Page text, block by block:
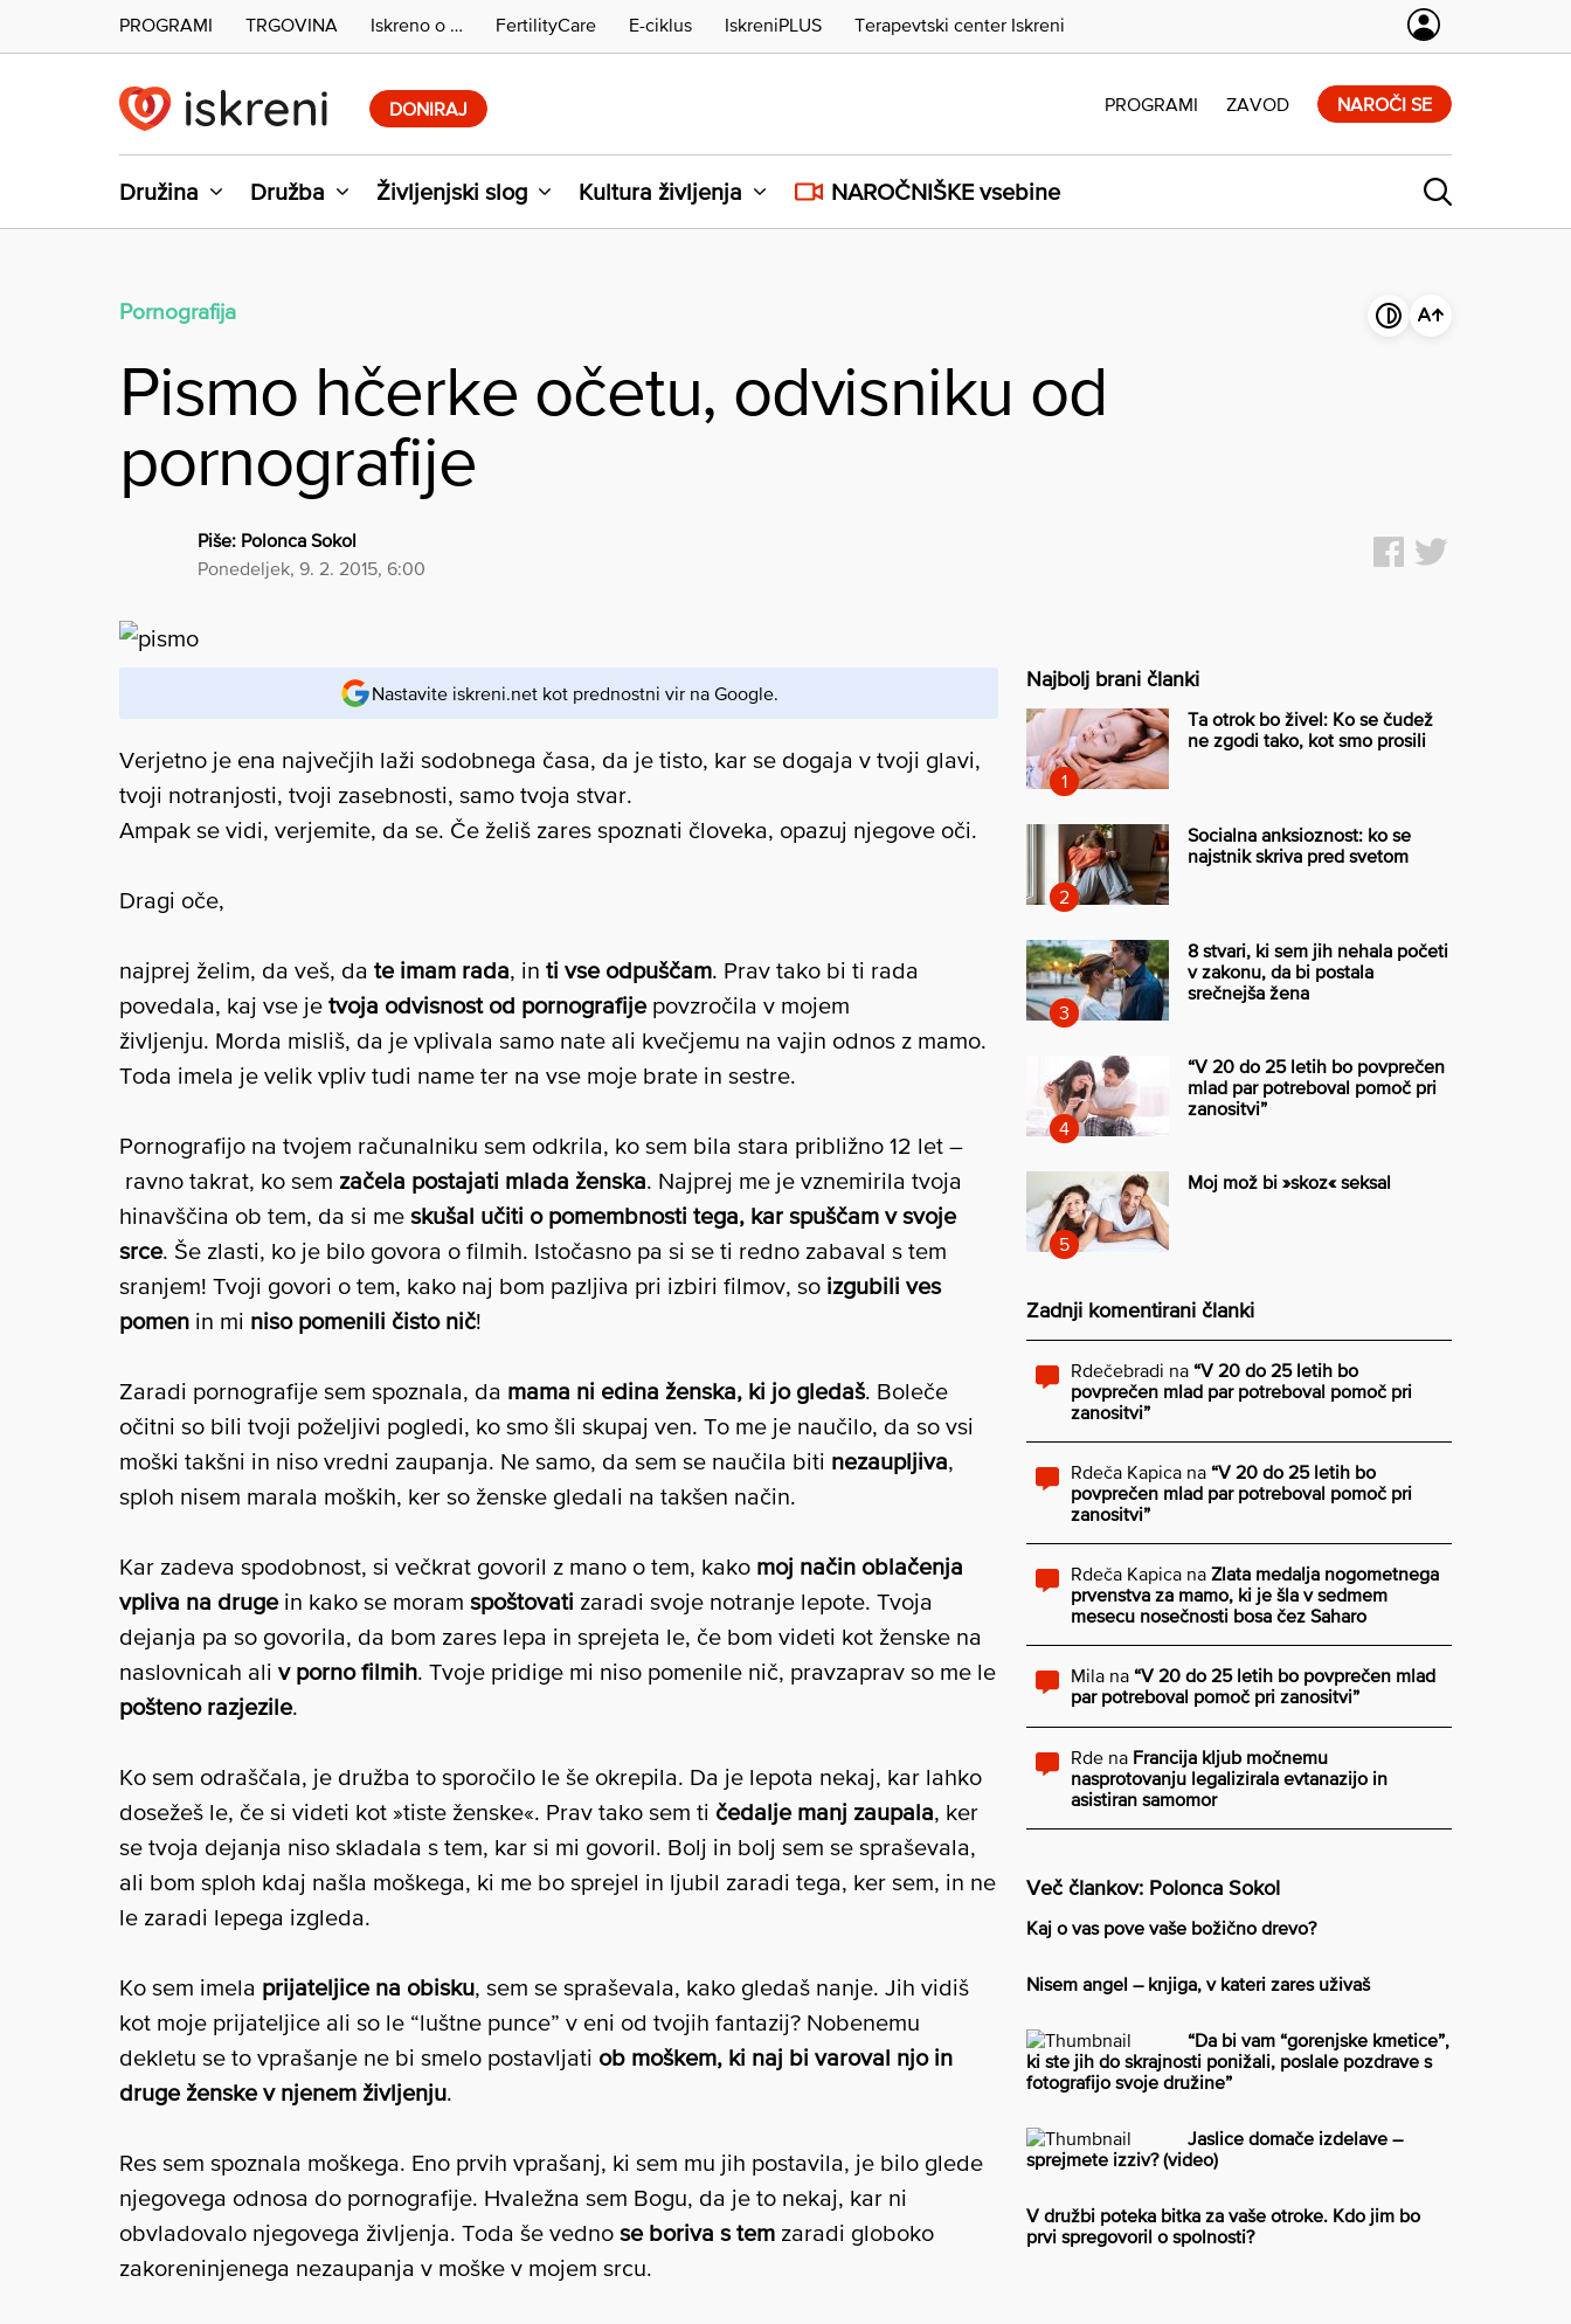
DONIRAJ
Družina Družba Življenjski slog Kultura življenja NAROČNIŠKE vsebine
PROGRAMI ZAVOD NAROČI SE
PROGRAMI TRGOVINA Iskreno o … FertilityCare E-ciklus IskreniPLUS Terapevtski center Iskreni
Pornografija
Pismo hčerke očetu, odvisniku od
pornografije
Piše: Polonca Sokol
ponedeljek, 9. 2. 2015, 6:00
Nastavite iskreni.net kot prednostni vir na Google.
Verjetno je ena največjih laži sodobnega časa, da je tisto, kar se dogaja v tvoji glavi,
tvoji notranjosti, tvoji zasebnosti, samo tvoja stvar.
Ampak se vidi, verjemite, da se. Če želiš zares spoznati človeka, opazuj njegove oči.
Dragi oče,
najprej želim, da veš, da te imam rada, in ti vse odpuščam. Prav tako bi ti rada
povedala, kaj vse je tvoja odvisnost od pornografijepovzročila v mojem
življenju. Morda misliš, da je vplivala samo nate ali kvečjemu na vajin odnos z mamo.
Toda imela je velik vpliv tudi name ter na vse moje brate in sestre.
Pornografijo na tvojem računalniku sem odkrila, ko sem bila stara približno 12 let –
ravno takrat, ko sem začela postajati mlada ženska. Najprej me je vznemirila tvoja
hinavščina ob tem, da si me skušal učiti o pomembnosti tega, kar spuščam v svoje
srce. Še zlasti, ko je bilo govora o filmih. Istočasno pa si se ti redno zabaval s tem
sranjem! Tvoji govori o tem, kako naj bom pazljiva pri izbiri filmov, so izgubili ves
pomen in mi niso pomenili čisto nič!
Zaradi pornografije sem spoznala, da mama ni edina ženska, ki jo gledaš. Boleče
očitni so bili tvoji poželjivi pogledi, ko smo šli skupaj ven. To me je naučilo, da so vsi
moški takšni in niso vredni zaupanja. Ne samo, da sem se naučila biti nezaupljiva,
sploh nisem marala moških, ker so ženske gledali na takšen način.
Kar zadeva spodobnost, si večkrat govoril z mano o tem, kako moj način oblačenja
vpliva na drugein kako se moram spoštovati zaradi svoje notranje lepote. Tvoja
dejanja pa so govorila, da bom zares lepa in sprejeta le, če bom videti kot ženske na
naslovnicah ali v porno filmih. Tvoje pridige mi niso pomenile nič, pravzaprav so me le
pošteno razjezile.
Ko sem odraščala, je družba to sporočilo le še okrepila. Da je lepota nekaj, kar lahko
dosežeš le, če si videti kot »tiste ženske«. Prav tako sem ti čedalje manj zaupala, ker
se tvoja dejanja niso skladala s tem, kar si mi govoril. Bolj in bolj sem se spraševala,
ali bom sploh kdaj našla moškega, ki me bo sprejel in ljubil zaradi tega, ker sem, in ne
le zaradi lepega izgleda.
Ko sem imela prijateljice na obisku, sem se spraševala, kako gledaš nanje. Jih vidiš
kot moje prijateljice ali so le “luštne punce” v eni od tvojih fantazij? Nobenemu
dekletu se to vprašanje ne bi smelo postavljati ob moškem, ki naj bi varoval njo in
druge ženske v njenem življenju.
Res sem spoznala moškega. Eno prvih vprašanj, ki sem mu jih postavila, je bilo glede
njegovega odnosa do pornografije. Hvaležna sem Bogu, da je to nekaj, kar ni
obvladovalo njegovega življenja. Toda še vedno se boriva s tem zaradi globoko
zakoreninjenega nezaupanja v moške v mojem srcu.
Najbolj brani članki
Ta otrok bo živel: Ko se čudež
ne zgodi tako, kot smo prosili
Socialna anksioznost: ko se
najstnik skriva pred svetom
8 stvari, ki sem jih nehala početi
v zakonu, da bi postala
srečnejša žena
“V 20 do 25 letih bo povprečen
mlad par potreboval pomoč pri
zanositvi”
Moj mož bi »skoz« seksal
Zadnji komentirani članki
Rdečebradi na “V 20 do 25 letih bo
povprečen mlad par potreboval pomoč pri
zanositvi”
Rdeča Kapica na “V 20 do 25 letih bo
povprečen mlad par potreboval pomoč pri
zanositvi”
Rdeča Kapica na Zlata medalja nogometnega
prvenstva za mamo, ki je šla v sedmem
mesecu nosečnosti bosa čez Saharo
Mila na “V 20 do 25 letih bo povprečen mlad
par potreboval pomoč pri zanositvi”
Rde na Francija kljub močnemu
nasprotovanju legalizirala evtanazijo in
asistiran samomor
Več člankov: Polonca Sokol
Kaj o vas pove vaše božično drevo?
Nisem angel – knjiga, v kateri zares uživaš
“Da bi vam “gorenjske kmetice”,
ki ste jih do skrajnosti ponižali, poslale pozdrave s
fotografijo svoje družine”
Jaslice domače izdelave –
sprejmete izziv? (video)
V družbi poteka bitka za vaše otroke. Kdo jim bo
prvi spregovoril o spolnosti?